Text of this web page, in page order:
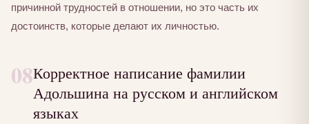
причинной трудностей в отношении, но это часть их
достоинств, которые делают их личностью.
08Корректное написание фамилии
Адольшина на русском и английском
языках